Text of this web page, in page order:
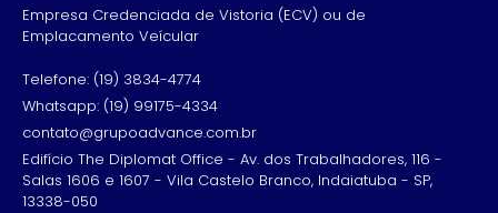
Empresa Credenciada de Vistoria (ECV) ou de
Emplacamento Veícular
Telefone: (19) 3834-4774
Whatsapp: (19) 99175-4334
contato@grupoadvance.com.br
Edifício The Diplomat Office - Av. dos Trabalhadores, 116 -
Salas 1606 e 1607 - Vila Castelo Branco, Indaiatuba - SP,
13338-050